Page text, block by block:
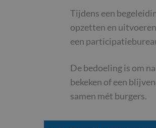
Tijdens een
opzetten en
een
De bedoeling is om
bekeken of een
samen mét burgers.